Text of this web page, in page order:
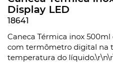
Display LED
18641
Caneca Térmica inox
com termômetro digital na
temperatura do